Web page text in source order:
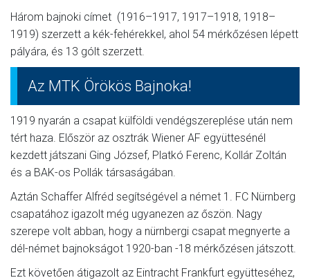
Három bajnoki címet (1916–1917, 1917–1918, 1918–
1919) szerzett a kék-fehérekkel, ahol 54 mérkőzésen lépett
pályára, és 13 gólt szerzett.
Az MTK Örökös Bajnoka!
1919 nyarán a csapat külföldi vendégszereplése után nem
tért haza. Először az osztrák Wiener AF együttesénél
kezdett játszani Ging József, Platkó Ferenc, Kollár Zoltán
és a BAK-os Pollák társaságában.
Aztán Schaffer Alfréd segítségével a német 1. FC Nürnberg
csapatához igazolt még ugyanezen az őszön. Nagy
szerepe volt abban, hogy a nürnbergi csapat megnyerte a
dél-német bajnokságot 1920-ban -18 mérkőzésen játszott.
Ezt követően átigazolt az Eintracht Frankfurt együtteséhez,